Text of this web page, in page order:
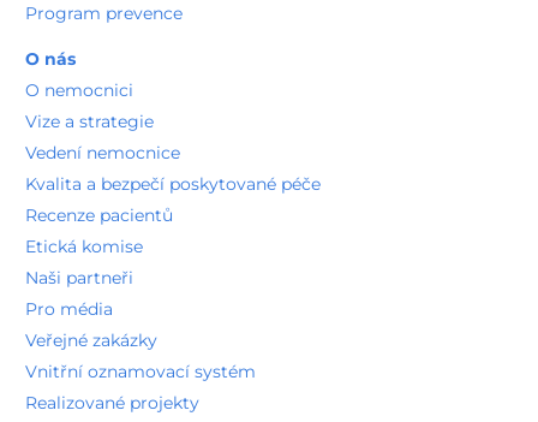
Program prevence
O nás
O nemocnici
Vize a strategie
Vedení nemocnice
Kvalita a bezpečí poskytované péče
Recenze pacientů
Etická komise
Naši partneři
Pro média
Veřejné zakázky
Vnitřní oznamovací systém
Realizované projekty